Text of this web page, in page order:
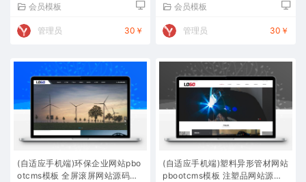
会员模板
管理员 30￥
会员模板
管理员 30￥
(自适应手机端)环保企业网站pbo
otcms模板 全屏滚屏网站源码下
(自适应手机端)塑料异形管材网站
pbootcms模板 注塑品网站源码